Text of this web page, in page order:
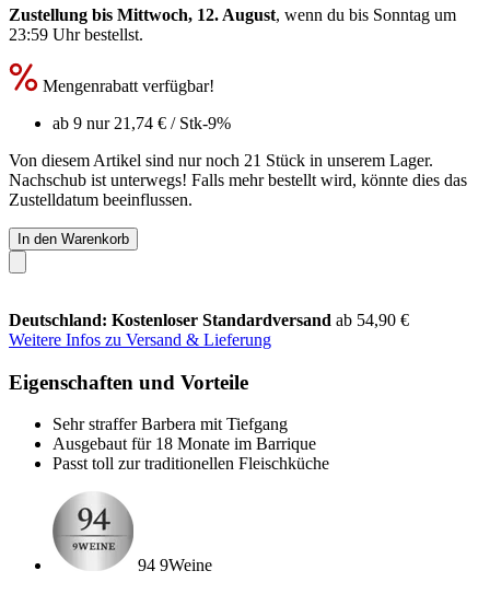
Zustellung bis Mittwoch, 12. August, wenn du bis Sonntag um
23:59 Uhrbestellst.
Mengenrabatt verfügbar!
ab 9 nur 21,74 € / Stk-9%
Von diesem Artikel sind nur noch 21 Stück in unserem Lager.
Nachschub ist unterwegs! Falls mehr bestellt wird, könnte dies das
Zustelldatum beeinflussen.
In den Warenkorb
Deutschland: Kostenloser Standardversand ab 54,90 €
Weitere Infos zu Versand & Lieferung
Eigenschaften und Vorteile
Sehr straffer Barbera mit Tiefgang
Ausgebaut für 18 Monate im Barrique
Passt toll zur traditionellen Fleischküche
94 9Weine